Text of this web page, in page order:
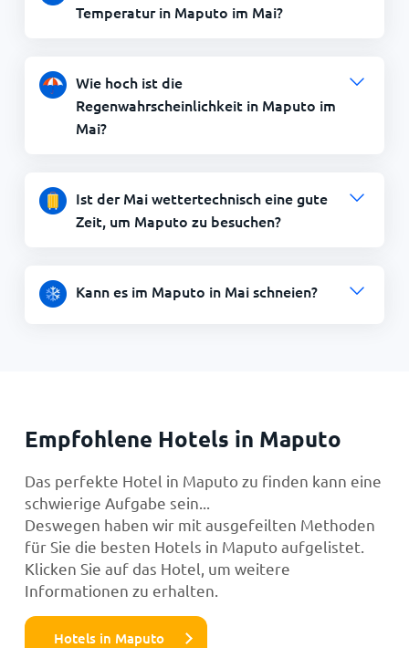
Temperatur in Maputo im Mai?
Wie hoch ist die
Regenwahrscheinlichkeit in Maputo im
Mai?
Ist der Mai wettertechnisch eine gute
Zeit, um Maputo zu besuchen?
Kann es im Maputo in Mai schneien?
Empfohlene Hotels in Maputo
Das perfekte Hotel in Maputo zu finden kann eine
schwierige Aufgabe sein...
Deswegen haben wir mit ausgefeilten Methoden
für Sie die besten Hotels in Maputo aufgelistet.
Klicken Sie auf das Hotel, um weitere
Informationen zu erhalten.
Hotels in Maputo